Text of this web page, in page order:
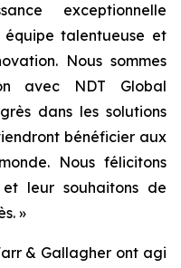
exceptionnelle
équipe talentueuse et
Nous sommes
avec NDT Global
dans les solutions
bénéficier aux
Nous félicitons
et leur souhaitons de
»
& Gallagher ont agi